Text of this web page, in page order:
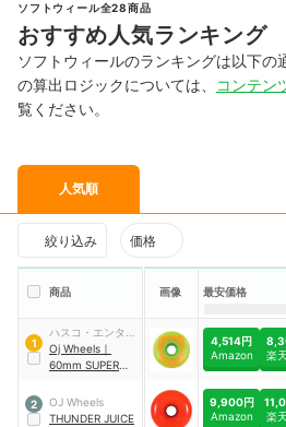
ソフトウィール全28商品
おすすめ人気ランキング
ソフトウィールのランキングは以下の
の算出ロジックについては、
コンテン
覧ください。
人気順
絞り込み 価格
商品 画像 最安価格
1
ハスコ・エンター
プライズ
Oj Wheels ｜
60mm SUPER
78A
SKATEBOARD
4,514円
Amazon
楽
2
OJ Wheels
THUNDER JUICE
9,900円
Amazon
楽